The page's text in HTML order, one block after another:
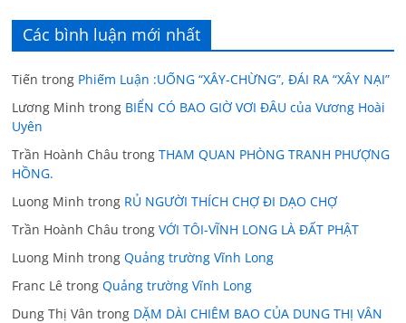
Các bình luận mới nhất
Tiến trong Phiếm Luận :UỐNG “XÂY-CHỪNG”, ĐÁI RA “XÂY NẠI”
Lương Minh trong BIỂN CÓ BAO GIỜ VƠI ĐÂU của Vương Hoài
Uyên
Trần Hoành Châu trongTHAM QUAN PHÒNG TRANH PHƯỢNG
HỒNG.
Luong Minh trong RỦ NGƯỜI THÍCH CHỢ ĐI DẠO CHỢ
Trần Hoành Châu trongVỚI TÔI-VĨNH LONG LÀ ĐẤT PHẬT
Luong Minh trongQuảng trường Vĩnh Long
Franc Lê trongQuảng trường Vĩnh Long
Dung Thị Vân trong DẶM DÀI CHIÊM BAO CỦA DUNG THỊ VÂN